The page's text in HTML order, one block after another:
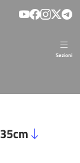
Sezioni
35cm